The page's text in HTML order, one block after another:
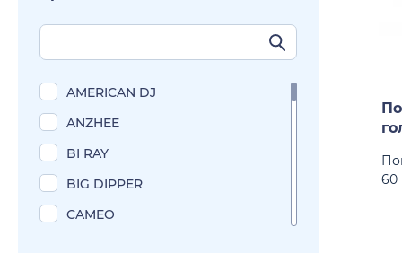
AMERICAN DJ
ANZHEE
BI RAY
BIG DIPPER
CAMEO
60